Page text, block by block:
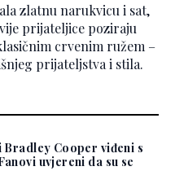
zlatnu narukvicu i sat,
prijateljice poziraju
crvenim ružem –
prijateljstva i stila.
Bradley Cooper viđeni s
uvjereni da su se